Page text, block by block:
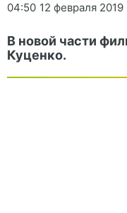
04:50 12 февраля 2019
В новой части
Куценко.